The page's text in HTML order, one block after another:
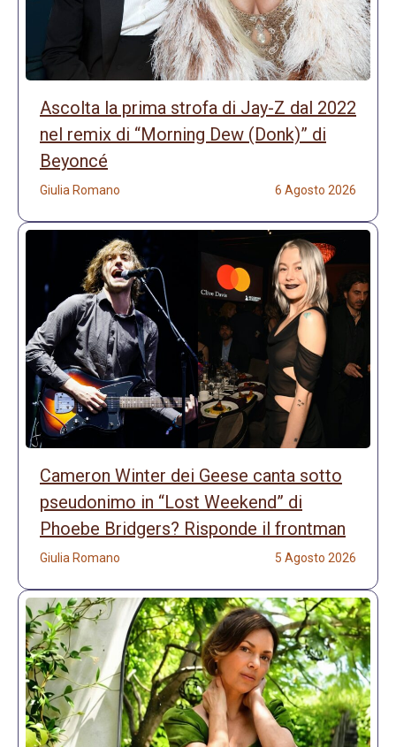
Ascolta la prima strofa di Jay-Z dal 2022
nel remix di “Morning Dew (Donk)” di
Beyoncé
Giulia Romano 6 Agosto 2026
Cameron Winter dei Geese canta sotto
pseudonimo in “Lost Weekend” di
Phoebe Bridgers? Risponde il frontman
Giulia Romano 5 Agosto 2026